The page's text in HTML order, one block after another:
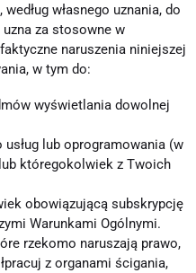
własnego uznania, do
za stosowne w
naruszenia niniejszej
w tym do:
wyświetlania dowolnej
lub oprogramowania (w
któregokolwiek z Twoich
obowiązującą subskrypcję
Warunkami Ogólnymi.
rzekomo naruszają prawo,
z organami ścigania,